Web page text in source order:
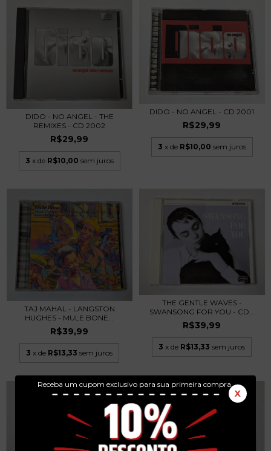
Receba um cupom exclusivo para sua primeira compra.
X
DIDO - NO ANGEL - THE
REMIXES - CD 2002
R$29,99
3 x de R$10,00 sem juros
DIDO - NO ANGEL - CD 2001
R$29,99
3 x de R$10,00 sem juros
TAJ MAHAL - LANGSTON
HUGHES - MULE BONE...
R$39,99
3 x de R$13,33 sem juros
THE GENTLE WAVES -
SWANSONG FOR YOU - CD...
R$39,99
3 x de R$13,33 sem juros